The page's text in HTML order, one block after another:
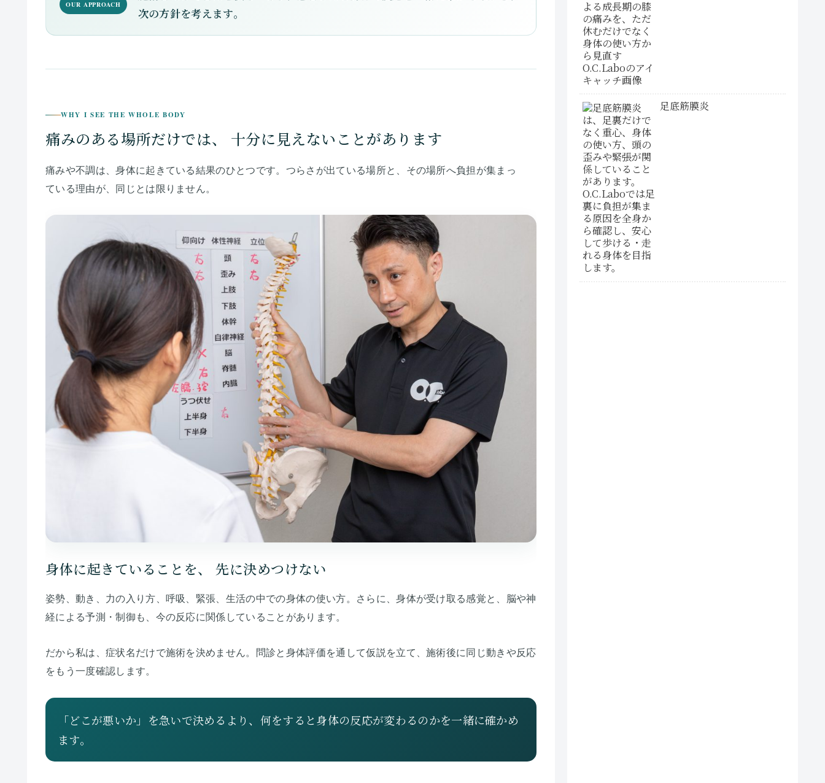
OUR APPROACH
次の方針を考えます。
WHY I SEE THE WHOLE BODY
痛みのある場所だけでは、 十分に見えないことがあります
痛みや不調は、身体に起きている結果のひとつです。つらさが出ている場所と、その場所へ負担が集まっ
ている理由が、同じとは限りません。
身体に起きていることを、 先に決めつけない
姿勢、動き、力の入り方、呼吸、緊張、生活の中での身体の使い方。さらに、身体が受け取る感覚と、脳や神
経による予測・制御も、今の反応に関係していることがあります。
だから私は、症状名だけで施術を決めません。問診と身体評価を通して仮説を立て、施術後に同じ動きや反応
をもう一度確認します。
「どこが悪いか」を急いで決めるより、何をすると身体の反応が変わるのかを一緒に確かめ
ます。
足底筋膜炎